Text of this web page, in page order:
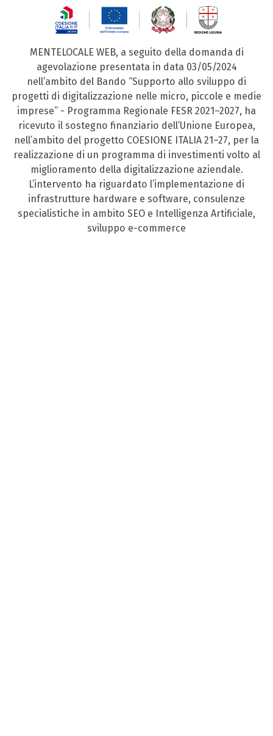
MENTELOCALE WEB, a seguito della domanda di
agevolazione presentata in data 03/05/2024
nell’ambito del Bando “Supporto allo sviluppo di
progetti di digitalizzazione nelle micro, piccole e medie
imprese” - Programma Regionale FESR 2021–2027, ha
ricevuto il sostegno finanziario dell’Unione Europea,
nell’ambito del progetto COESIONE ITALIA 21–27, per la
realizzazione di un programma di investimenti volto al
miglioramento della digitalizzazione aziendale.
L’intervento ha riguardato l’implementazione di
infrastrutture hardware e software, consulenze
specialistiche in ambito SEO e Intelligenza Artificiale,
sviluppo e-commerce